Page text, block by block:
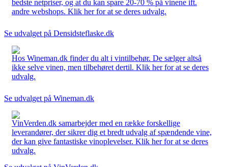
bedste netpriser, og at du kan spare 20-70 % på vinene ift.
andre webshops. Klik her for at se deres udvalg.
Se udvalget på Densidsteflaske.dk
Hos Wineman.dk finder du alt i vintilbehør. De sælger altså
ikke selve vinen, men tilbehøret dertil. Klik her for at se deres
udvalg.
Se udvalget på Wineman.dk
VinVerden.dk samarbejder med en række forskellige
leverandører, der sikrer dig et bredt udvalg af spændende vine,
der kan give fantastiske vinoplevelser. Klik her for at se deres
udvalg.